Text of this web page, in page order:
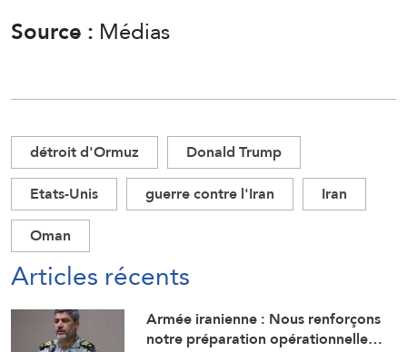
Source : Médias
détroit d'Ormuz
Donald Trump
Etats-Unis
guerre contre l'Iran
Iran
Oman
Articles récents
Armée iranienne : Nous renforçons
notre préparation opérationnelle…